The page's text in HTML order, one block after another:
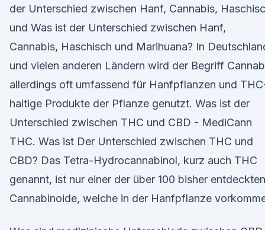
der Unterschied zwischen Hanf, Cannabis,
und Was ist der Unterschied zwischen Hanf,
Cannabis, Haschisch und Marihuana? In
und vielen anderen Ländern wird der Begriff
allerdings oft umfassend für Hanfpflanzen und
haltige Produkte der Pflanze genutzt. Was ist der
Unterschied zwischen THC und CBD - MediCann
THC. Was ist Der Unterschied zwischen THC und
CBD? Das Tetra-Hydrocannabinol, kurz auch THC
genannt, ist nur einer der über 100 bisher entdeckten
Cannabinoide, welche in der Hanfpflanze